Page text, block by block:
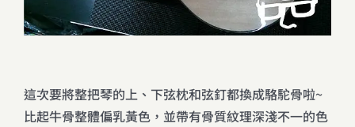
這次要將整把琴的上、下弦枕和弦釘都換成駱駝骨啦~
比起牛骨整體偏乳黃色，並帶有骨質紋理深淺不一的色